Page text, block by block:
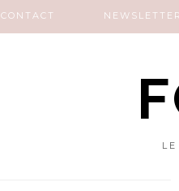
CONTACT NEWSLETTER